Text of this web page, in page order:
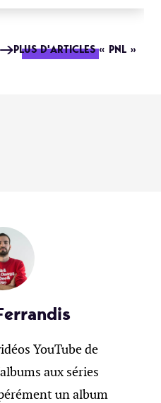
PLUS D'ARTICLES « PNL »
YouTube de
aux séries
un album